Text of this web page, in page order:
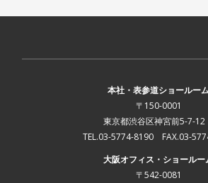
本社・表参道ショールー
〒150-0001
東京都渋谷区神宮前5-7-12
TEL.03-5774-8190 FAX.03-
大阪オフィス・ショールー
〒542-0081